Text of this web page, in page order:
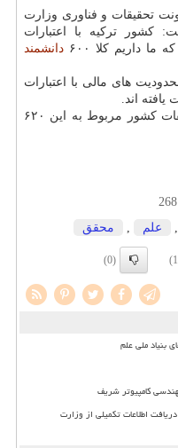
تحقیقات و فناوری وزارت
كشور تركیه با اعتبارات
داریم كلا ۶۰۰
دانشمند
های مالی با اعتبارات
اند.
آخوندزاده اظهار نمود: ۵۰ درصد تحقیقات كشور مربوط به این ۶۲۰
268
علم محقق
(0)
بنیاد ملی علم
کامپیوتر شریف
اطلاعات تکمیلی از وزارت